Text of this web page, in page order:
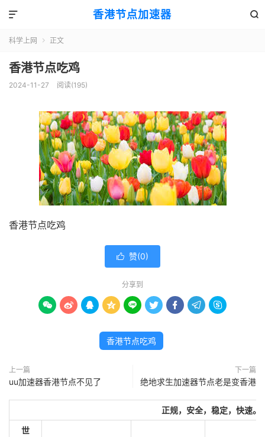
香港节点加速器 

科学上网  正文
香港节点吃鸡
2024-11-27 阅读(195)
香港节点吃鸡
 赞(0)
分享到
        
香港节点吃鸡
上一篇
uu加速器香港节点不见了
下一篇
绝地求生加速器节点老是变香港
正规，安全，稳定，快速。
世